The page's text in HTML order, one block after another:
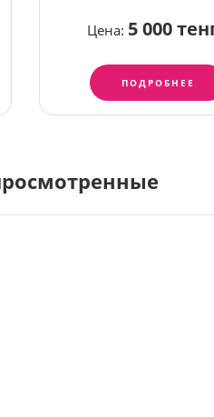
Цена: 5 000
ПОДРОБНЕЕ